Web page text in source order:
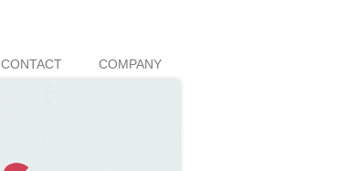
CONTACT COMPANY